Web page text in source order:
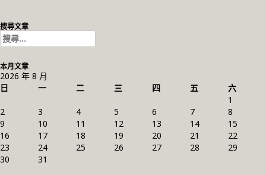
搜尋文章
搜
尋
關
鍵
字:
本月文章
2026 年 8 月
日
一 二 三 四 五
六
1
2
3 4 5 6 7
8
9
10 11 12 13 14
15
16
17 18 19 20 21
22
23
24 25 26 27 28
29
30
31